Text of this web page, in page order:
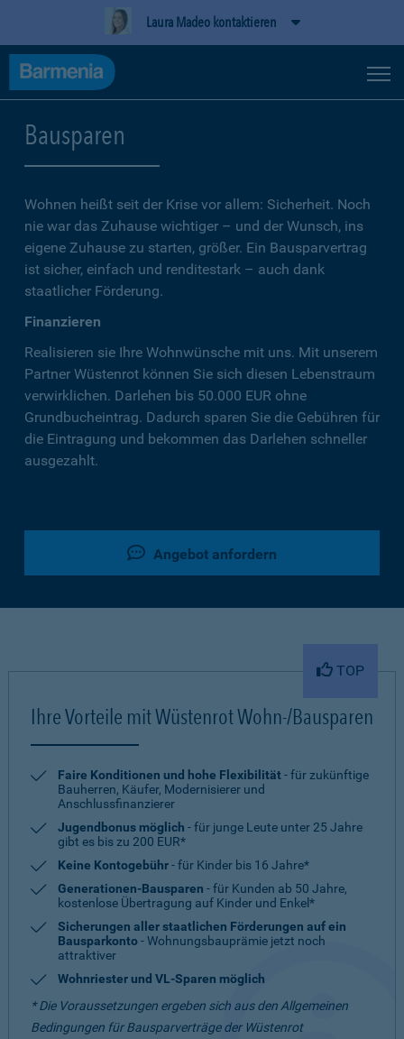
Laura Madeo kontaktieren
Bausparen
Wohnen heißt seit der Krise vor allem: Sicherheit. Noch
nie war das Zuhause wichtiger – und der Wunsch, ins
eigene Zuhause zu starten, größer. Ein Bausparvertrag
ist sicher, einfach und renditestark – auch dank
staatlicher Förderung.
Finanzieren
Realisieren sie Ihre Wohnwünsche mit uns. Mit unserem
Partner Wüstenrot können Sie sich diesen Lebenstraum
verwirklichen. Darlehen bis 50.000 EUR ohne
Grundbucheintrag. Dadurch sparen Sie die Gebühren für
die Eintragung und bekommen das Darlehen schneller
ausgezahlt.
Angebot anfordern
TOP
Ihre Vorteile mit Wüstenrot Wohn-/Bausparen
Faire Konditionen und hohe Flexibilität- für zukünftige
Bauherren, Käufer, Modernisierer und
Anschlussfinanzierer
Jugendbonus möglich - für junge Leute unter 25 Jahre
gibt es bis zu 200 EUR*
Keine Kontogebühr- für Kinder bis 16 Jahre*
Generationen-Bausparen - für Kunden ab 50 Jahre,
kostenlose Übertragung auf Kinder und Enkel*
Sicherungen aller staatlichen Förderungen auf ein
Bausparkonto- Wohnungsbauprämie jetzt noch
attraktiver
Wohnriester und VL-Sparen möglich
* Die Voraussetzungen ergeben sich aus den Allgemeinen
Bedingungen für Bausparverträge der Wüstenrot